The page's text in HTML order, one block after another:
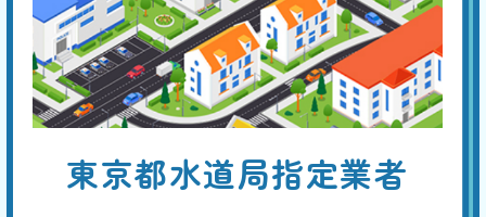
てみてはいかがでしょうか。
トイレのリフォーム
基本料
3,000円 W
EB
定
割
作業費
38,500円
部品代
0円〜
合計38,500円〜
東京都水道局指定業者